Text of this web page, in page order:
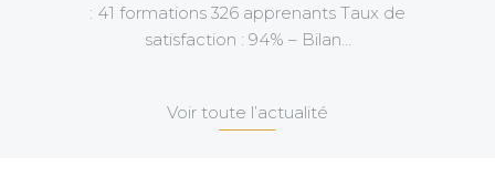
Voir toute l’actualité
: 41 formations 326 apprenants Taux de
satisfaction : 94% – Bilan…